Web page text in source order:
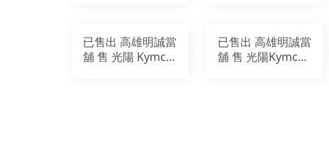
已售出 高雄明誠當
舖 售 光陽 Kymco
已售出 高雄明誠當
舖 售 光陽Kymco